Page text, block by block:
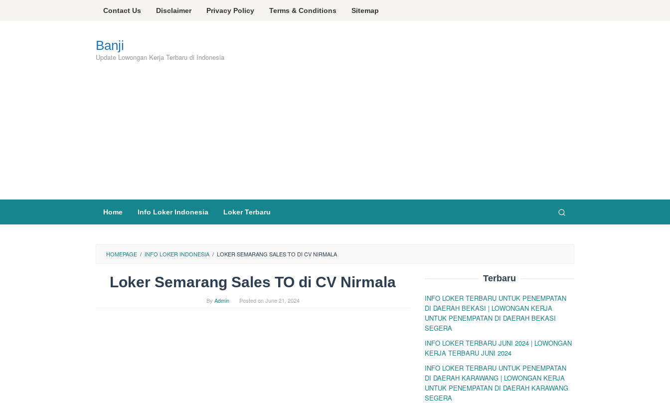
Contact Us Disclaimer Privacy Policy Terms & Conditions Sitemap
Banji
Update Lowongan Kerja Terbaru di Indonesia
Home Info Loker Indonesia Loker Terbaru
HOMEPAGE / INFO LOKER INDONESIA / LOKER SEMARANG SALES TO DI CV NIRMALA
Loker Semarang Sales TO di CV Nirmala
By Admin Posted onJune 21, 2024
Terbaru
INFO LOKER TERBARU UNTUK PENEMPATAN
DI DAERAH BEKASI | LOWONGAN KERJA
UNTUK PENEMPATAN DI DAERAH BEKASI
SEGERA
INFO LOKER TERBARU JUNI 2024 | LOWONGAN
KERJA TERBARU JUNI 2024
INFO LOKER TERBARU UNTUK PENEMPATAN
DI DAERAH KARAWANG | LOWONGAN KERJA
UNTUK PENEMPATAN DI DAERAH KARAWANG
SEGERA